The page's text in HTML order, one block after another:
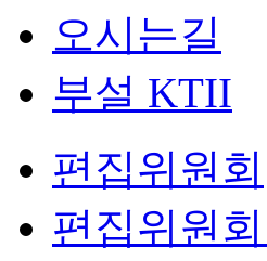
오시는길
부설 KTII
편집위원회
편집위원